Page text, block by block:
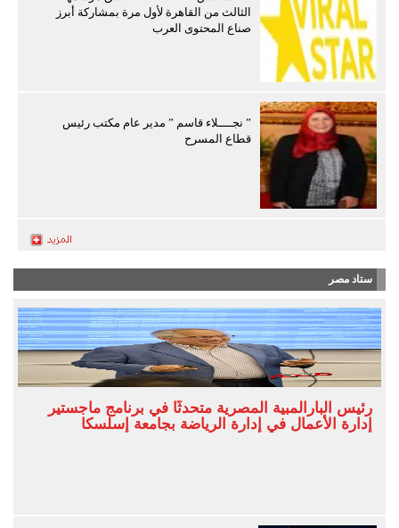
الثالث من القاهرة لأول مرة بمشاركة أبرز
صناع المحتوى العرب
” نجــــلاء قاسم ” مدير عام مكتب رئيس
قطاع المسرح
ستاد مصر
رئيس البارالمبية المصرية متحدثًا في برنامج ماجستير
إدارة الأعمال في إدارة الرياضة بجامعة إسلسكا